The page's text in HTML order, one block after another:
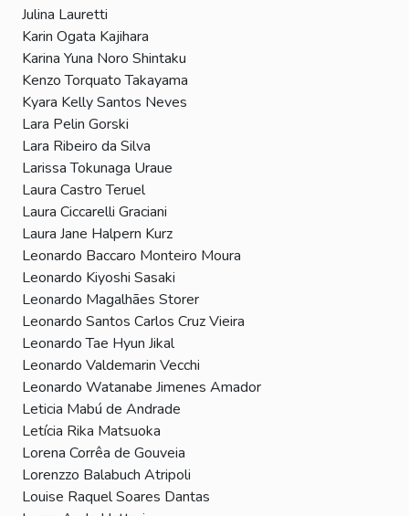
Julina Lauretti
Karin Ogata Kajihara
Karina Yuna Noro Shintaku
Kenzo Torquato Takayama
Kyara Kelly Santos Neves
Lara Pelin Gorski
Lara Ribeiro da Silva
Larissa Tokunaga Uraue
Laura Castro Teruel
Laura Ciccarelli Graciani
Laura Jane Halpern Kurz
Leonardo Baccaro Monteiro Moura
Leonardo Kiyoshi Sasaki
Leonardo Magalhães Storer
Leonardo Santos Carlos Cruz Vieira
Leonardo Tae Hyun Jikal
Leonardo Valdemarin Vecchi
Leonardo Watanabe Jimenes Amador
Leticia Mabú de Andrade
Letícia Rika Matsuoka
Lorena Corrêa de Gouveia
Lorenzzo Balabuch Atripoli
Louise Raquel Soares Dantas